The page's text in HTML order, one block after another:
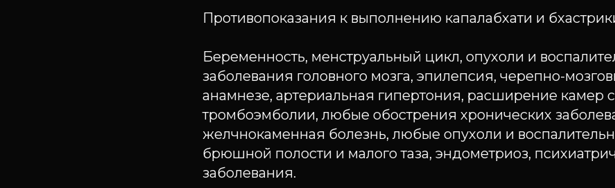
Противопоказания к выполнению капалабхати и
Беременность, менструальный цикл, опухоли и
заболевания головного мозга, эпилепсия, черепно-
анамнезе, артериальная гипертония, расширение камер
тромбоэмболии, любые обострения хронических
желчнокаменная болезнь, любые опухоли и
брюшной полости и малого таза, эндометриоз,
заболевания.